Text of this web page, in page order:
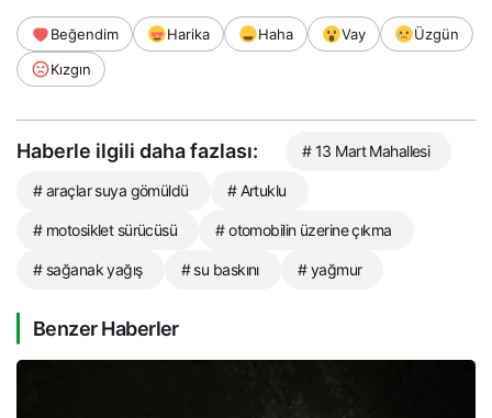
Beğendim Harika Haha Vay
Üzgün
Kızgın
Haberle ilgili daha fazlası: # 13 Mart Mahallesi
# araçlar suya gömüldü # Artuklu
# motosiklet sürücüsü # otomobilin üzerine çıkma
# sağanak yağış # su baskını # yağmur
Benzer Haberler